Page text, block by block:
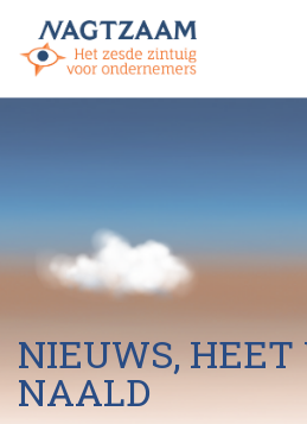
NIEUWS, HEET
NAALD